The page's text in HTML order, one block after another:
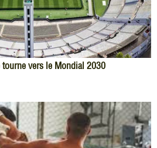
tourne vers le Mondial 2030